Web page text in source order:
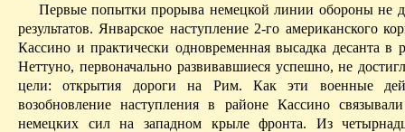
Первые попытки прорыва немецкой линии обороны не
результатов. Январское наступление 2-го американского
Кассино и практически одновременная высадка десанта в
Неттуно, первоначально развивавшиеся успешно, не
цели: открытия дороги на Рим. Как эти военные
возобновление наступления в районе Кассино
немецких сил на западном крыле фронта. Из